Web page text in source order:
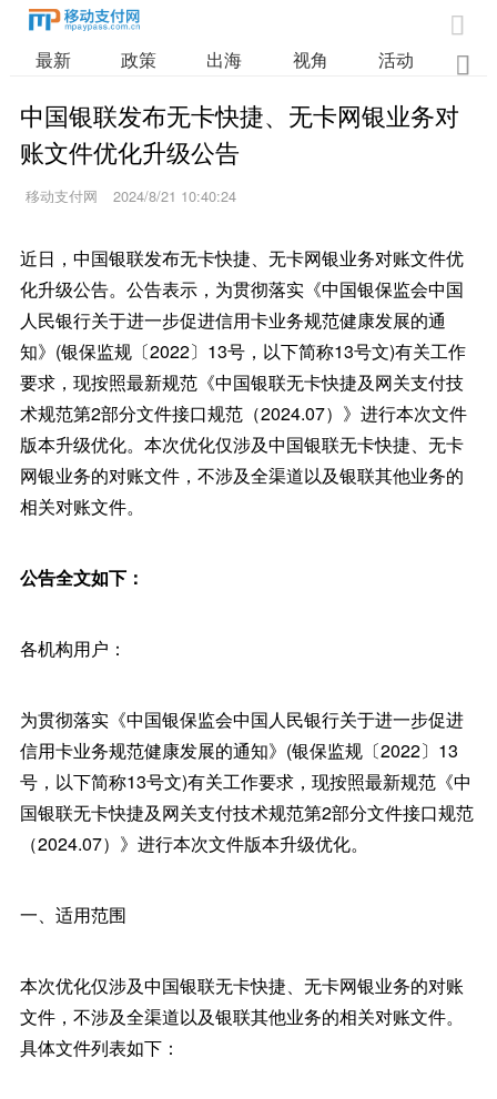

最新 政策 出海 视角 活动 业

中国银联发布无卡快捷、无卡网银业务对
账文件优化升级公告
移动支付网 2024/8/21 10:40:24
近日，中国银联发布无卡快捷、无卡网银业务对账文件优
化升级公告。公告表示，为贯彻落实《中国银保监会中国
人民银行关于进一步促进信用卡业务规范健康发展的通
知》(银保监规〔2022〕13号，以下简称13号文)有关工作
要求，现按照最新规范《中国银联无卡快捷及网关支付技
术规范第2部分文件接口规范（2024.07）》进行本次文件
版本升级优化。本次优化仅涉及中国银联无卡快捷、无卡
网银业务的对账文件，不涉及全渠道以及银联其他业务的
相关对账文件。
公告全文如下：
各机构用户：
为贯彻落实《中国银保监会中国人民银行关于进一步促进
信用卡业务规范健康发展的通知》(银保监规〔2022〕13
号，以下简称13号文)有关工作要求，现按照最新规范《中
国银联无卡快捷及网关支付技术规范第2部分文件接口规范
（2024.07）》进行本次文件版本升级优化。
一、适用范围
本次优化仅涉及中国银联无卡快捷、无卡网银业务的对账
文件，不涉及全渠道以及银联其他业务的相关对账文件。
具体文件列表如下：